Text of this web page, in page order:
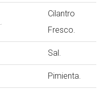
Cilantro
Fresco.
Sal.
Pimienta.